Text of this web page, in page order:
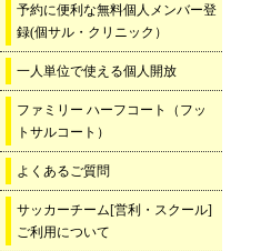
予約に便利な無料個人メンバー登
録(個サル・クリニック）
一人単位で使える個人開放
ファミリー ハーフコート（フッ
トサルコート）
よくあるご質問
サッカーチーム[営利・スクール]
ご利用について